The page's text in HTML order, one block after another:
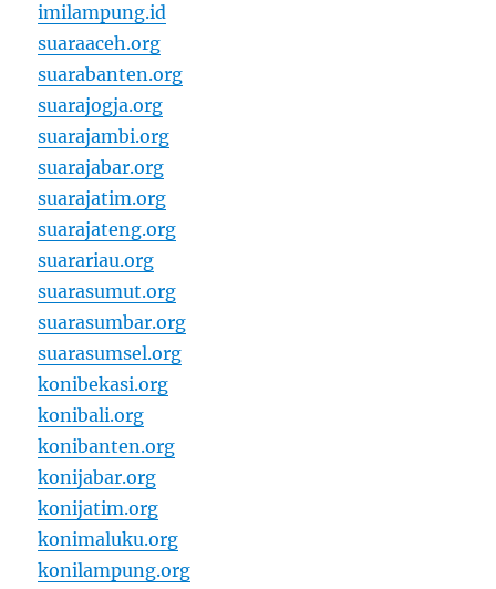
imilampung.id
suaraaceh.org
suarabanten.org
suarajogja.org
suarajambi.org
suarajabar.org
suarajatim.org
suarajateng.org
suarariau.org
suarasumut.org
suarasumbar.org
suarasumsel.org
konibekasi.org
konibali.org
konibanten.org
konijabar.org
konijatim.org
konimaluku.org
konilampung.org